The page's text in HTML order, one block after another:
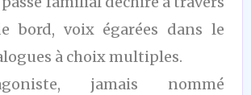
bord, voix égarées dans le
à choix multiples.
jamais nommé